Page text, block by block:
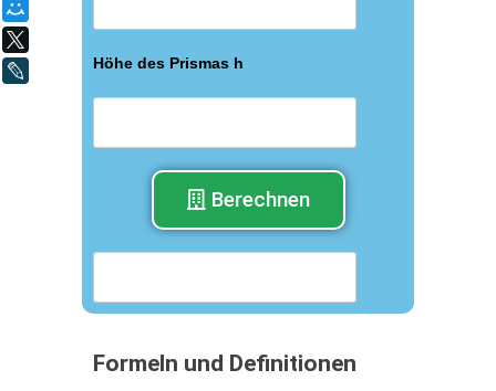
Höhe des Prismas h
Berechnen
Formeln und Definitionen
LiveJournal